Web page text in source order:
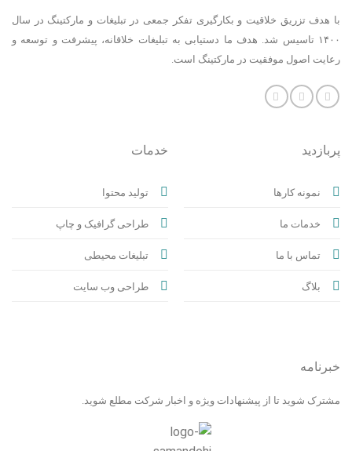
با هدف تزریق خلاقیت و بکارگیری تفکر جمعی در تبلیغات و مارکتینگ در سال
۱۴۰۰ تاسیس شد. هدف ما دستیابی به تبلیغات خلاقانه، پیشرفت و توسعه و
رعایت اصول موفقیت در مارکتینگ است.
پربازدید
نمونه کارها
خدمات ما
تماس با ما
بلاگ
خدمات
تولید محتوا
طراحی گرافیک و چاپ
تبلیغات محیطی
طراحی وب سایت
خبرنامه
مشترک شوید تا از پیشنهادات ویژه و اخبار شرکت مطلع شوید.